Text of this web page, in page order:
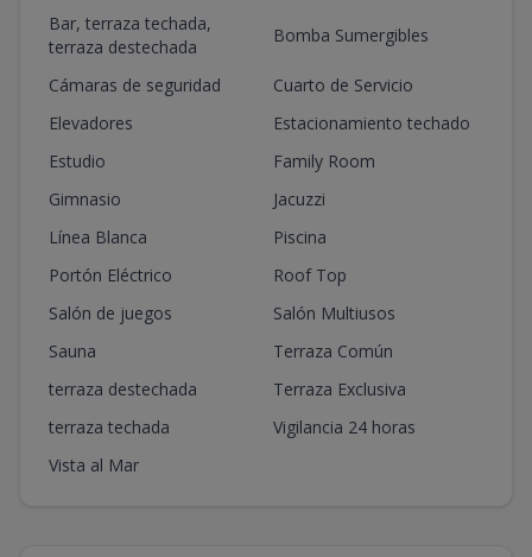
Bar, terraza techada,
terraza destechada
Bomba Sumergibles
Cámaras de seguridad
Cuarto de Servicio
Elevadores
Estacionamiento techado
Estudio
Family Room
Gimnasio
Jacuzzi
Línea Blanca
Piscina
Portón Eléctrico
Roof Top
Salón de juegos
Salón Multiusos
Sauna
Terraza Común
terraza destechada
Terraza Exclusiva
terraza techada
Vigilancia 24 horas
Vista al Mar